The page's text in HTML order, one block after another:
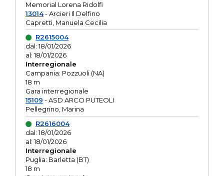
Memorial Lorena Ridolfi
13014- Arcieri Il Delfino
Capretti, Manuela Cecilia
R2615004
dal: 18/01/2026
al: 18/01/2026
Interregionale
Campania: Pozzuoli (NA)
18 m
Gara interregionale
15109 - ASD ARCO PUTEOLI
Pellegrino, Marina
R2616004
dal: 18/01/2026
al: 18/01/2026
Interregionale
Puglia: Barletta (BT)
18 m